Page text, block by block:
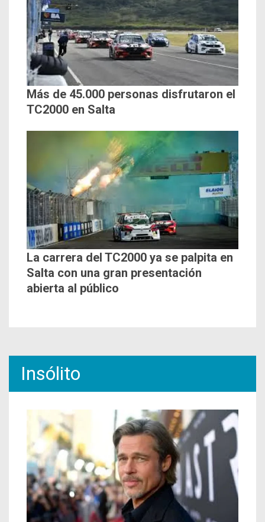
Más de 45.000 personas disfrutaron el
TC2000 en Salta
La carrera del TC2000 ya se palpita en
Salta con una gran presentación
abierta al público
Insólito